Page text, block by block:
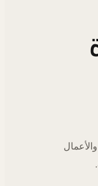
للمنازل والأعمال